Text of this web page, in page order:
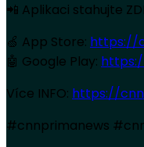
📲 Aplikaci stahujte
🍏 App Store: https://
🤖 Google Play:
Více INFO: https://
#cnnprimanews